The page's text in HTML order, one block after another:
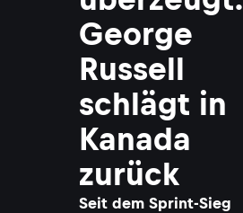
George
Russell
schlägt in
Kanada
zurück
Seit dem Sprint-Sieg